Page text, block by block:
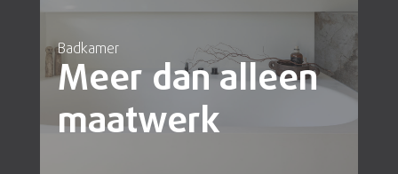
Badkamer
Meer dan alleen
maatwerk